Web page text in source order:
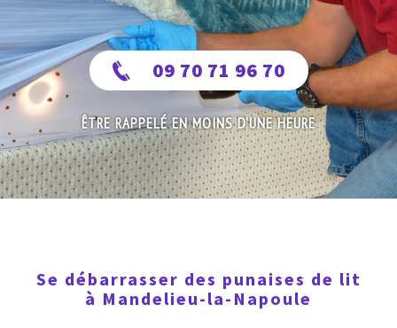
09 70 71 96 70
ÊTRE RAPPELÉ EN MOINS D'UNE HEURE
Se débarrasser des punaises de lit
à Mandelieu-la-Napoule